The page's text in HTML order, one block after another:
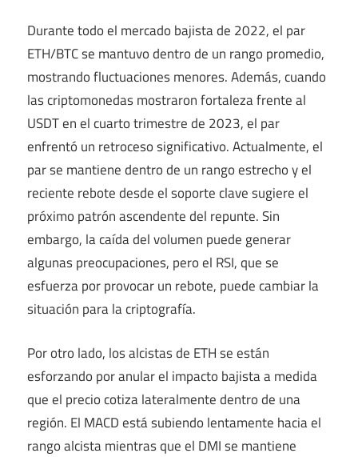
Durante todo el mercado bajista de 2022, el par
ETH/BTC se mantuvo dentro de un rango promedio,
mostrando fluctuaciones menores. Además, cuando
las criptomonedas mostraron fortaleza frente al
USDT en el cuarto trimestre de 2023, el par
enfrentó un retroceso significativo. Actualmente, el
par se mantiene dentro de un rango estrecho y el
reciente rebote desde el soporte clave sugiere el
próximo patrón ascendente del repunte. Sin
embargo, la caída del volumen puede generar
algunas preocupaciones, pero el RSI, que se
esfuerza por provocar un rebote, puede cambiar la
situación para la criptografía.
Por otro lado, los alcistas de ETH se están
esforzando por anular el impacto bajista a medida
que el precio cotiza lateralmente dentro de una
región. El MACD está subiendo lentamente hacia el
rango alcista mientras que el DMI se mantiene